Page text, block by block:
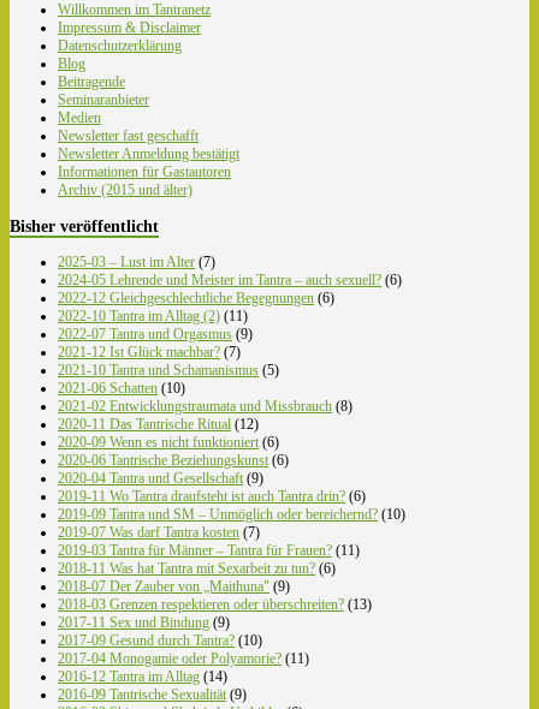
Willkommen im Tantranetz
Impressum & Disclaimer
Datenschutzerklärung
Blog
Beitragende
Seminaranbieter
Medien
Newsletter fast geschafft
Newsletter Anmeldung bestätigt
Informationen für Gastautoren
Archiv (2015 und älter)
Bisher veröffentlicht
2025-03 – Lust im Alter (7)
2024-05 Lehrende und Meister im Tantra – auch sexuell? (6)
2022-12 Gleichgeschlechtliche Begegnungen (6)
2022-10 Tantra im Alltag (2) (11)
2022-07 Tantra und Orgasmus (9)
2021-12 Ist Glück machbar? (7)
2021-10 Tantra und Schamanismus (5)
2021-06 Schatten (10)
2021-02 Entwicklungstraumata und Missbrauch (8)
2020-11 Das Tantrische Ritual (12)
2020-09 Wenn es nicht funktioniert (6)
2020-06 Tantrische Beziehungskunst (6)
2020-04 Tantra und Gesellschaft (9)
2019-11 Wo Tantra draufsteht ist auch Tantra drin? (6)
2019-09 Tantra und SM – Unmöglich oder bereichernd? (10)
2019-07 Was darf Tantra kosten (7)
2019-03 Tantra für Männer – Tantra für Frauen? (11)
2018-11 Was hat Tantra mit Sexarbeit zu tun? (6)
2018-07 Der Zauber von „Maithuna" (9)
2018-03 Grenzen respektieren oder überschreiten? (13)
2017-11 Sex und Bindung (9)
2017-09 Gesund durch Tantra? (10)
2017-04 Monogamie oder Polyamorie? (11)
2016-12 Tantra im Alltag (14)
2016-09 Tantrische Sexualität (9)